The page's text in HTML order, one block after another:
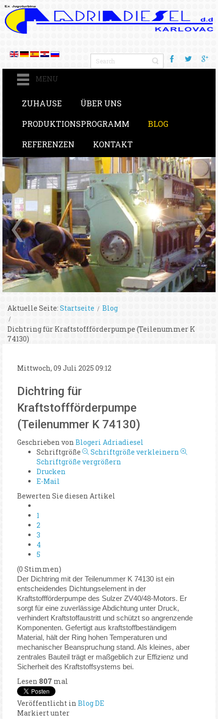
MENU
ZUHAUSE
ÜBER UNS
PRODUKTIONSPROGRAMM
BLOG
REFERENZEN
KONTAKT
Aktuelle Seite: Startseite Blog
Dichtring für Kraftstoffförderpumpe (Teilenummer K
74130)
Mittwoch, 09 Juli 2025 09:12
Dichtring für
Kraftstoffförderpumpe
(Teilenummer K 74130)
Geschrieben von Blogeri Adriadiesel
Schriftgröße
Schriftgröße verkleinern
Schriftgröße vergrößern
Drucken
E-Mail
Bewerten Sie diesen Artikel
1
2
3
4
5
(0 Stimmen)
Der Dichtring mit der Teilenummer K 74130 ist ein
entscheidendes Dichtungselement in der
Kraftstoffförderpumpe des Sulzer ZV40/48-Motors. Er
sorgt für eine zuverlässige Abdichtung unter Druck,
verhindert Kraftstoffaustritt und schützt so angrenzende
Komponenten. Gefertigt aus kraftstoffbeständigem
Material, hält der Ring hohen Temperaturen und
mechanischer Beanspruchung stand. Als kleines, aber
zentrales Bauteil trägt er maßgeblich zur Effizienz und
Sicherheit des Kraftstoffsystems bei.
Lesen 807 mal
Veröffentlicht in Blog DE
Markiert unter